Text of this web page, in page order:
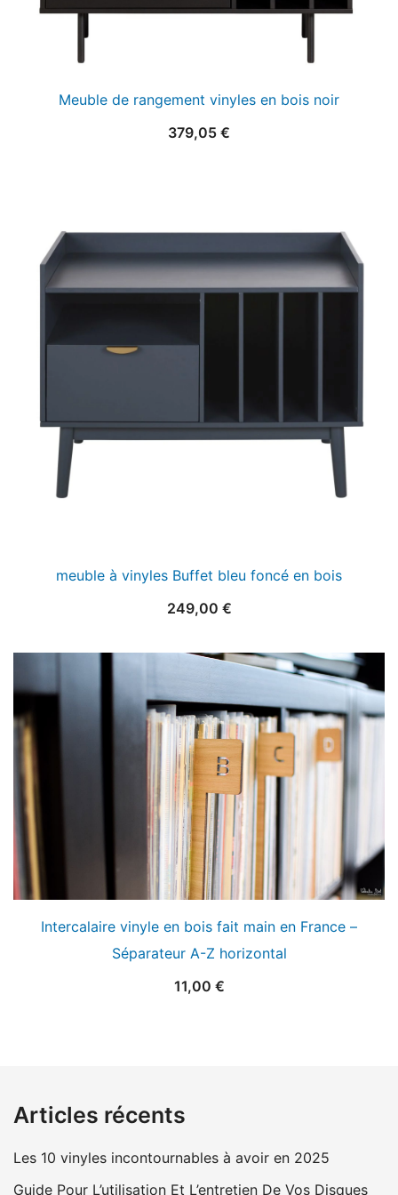
Meuble de rangement vinyles en bois noir
379,05 €
meuble à vinyles Buffet bleu foncé en bois
249,00 €
Intercalaire vinyle en bois fait main en France –
Séparateur A-Z horizontal
11,00 €
Articles récents
Les 10 vinyles incontournables à avoir en 2025
Guide Pour L’utilisation Et L’entretien De Vos Disques